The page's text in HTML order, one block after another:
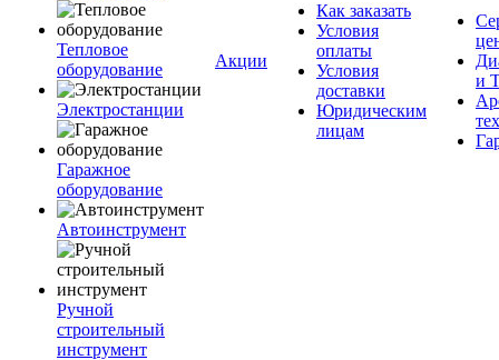
Тепловое
оборудование
Электростанции
Гаражное
оборудование
Автоинструмент
Ручной
строительный
инструмент
Акции
Как заказать
Условия
оплаты
Условия
доставки
Юридическим
лицам
и